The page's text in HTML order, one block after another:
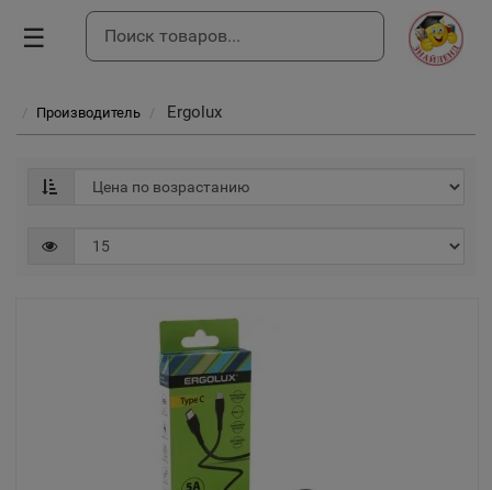
☰
Производитель Ergolux